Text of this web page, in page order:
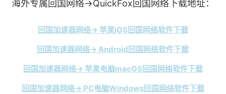
海外专属回国网络→QuickFox回国网络下载地址：
回国加速器网络→ 苹果iOS回国网络软件下载
回国加速器网络→ Android回国网络软件下载
回国加速器网络→ 苹果电脑macOS回国网络软件下载
回国加速器网络→ PC电脑Windows回国网络软件下载